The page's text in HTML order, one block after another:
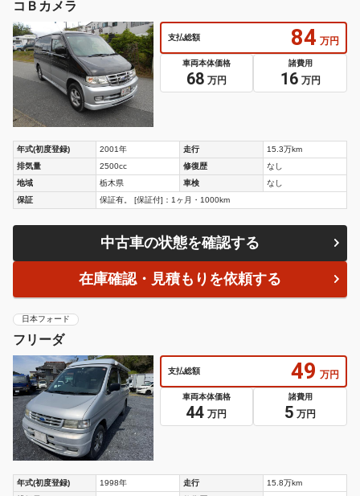
コＢカメラ
支払総額 84 万円
車両本体価格
68 万円
諸費用
16 万円
年式(初度登録) 2001年 走行
15.3万km
排気量
2500cc 修復歴
なし
地域
栃木県 車検
なし
保証
保証有。 [保証付]：1ヶ月・1000km
中古車の状態を確認する
在庫確認・見積もりを依頼する
日本フォード
フリーダ
支払総額 49 万円
車両本体価格
44 万円
諸費用
5 万円
年式(初度登録) 1998年 走行
15.8万km